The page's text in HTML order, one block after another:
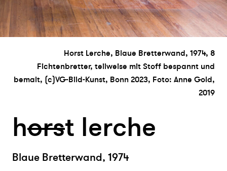
Horst Lerche, Blaue Bretterwand, 1974, 8
Fichtenbretter, teilweise mit Stoff bespannt und
bemalt, (c)VG-Bild-Kunst, Bonn 2023, Foto: Anne Gold,
2019
horst lerche
Blaue Bretterwand, 1974